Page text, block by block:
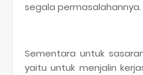
segala permasalahannya.
Sementara untuk
yaitu untuk menjalin